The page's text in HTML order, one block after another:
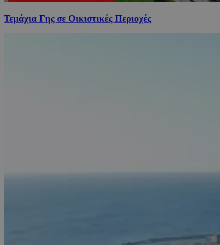
Τεμάχια Γης σε Οικιστικές Περιοχές